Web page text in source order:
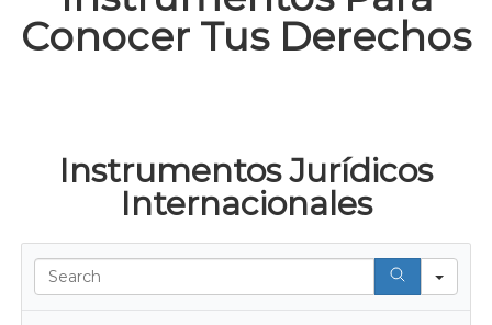
a
n
e
Conocer Tus Derechos
Instrumentos Jurídicos
Internacionales